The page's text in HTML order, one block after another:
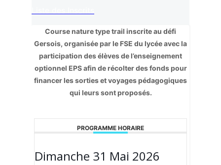
Course nature type trail inscrite au défi
Gersois, organisée par le FSE du lycée avec la
participation des élèves de l’enseignement
optionnel EPS afin de récolter des fonds pour
financer les sorties et voyages pédagogiques
qui leurs sont proposés.
PROGRAMME HORAIRE
Dimanche 31 Mai 2026